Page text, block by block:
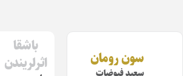
سون رومان
باشقا
اثرلریندن